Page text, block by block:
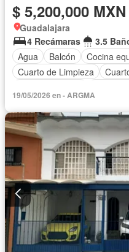
$ 5,200,000 MXN
Guadalajara
4 Recámaras
3.5
Agua
Balcón Cocina
Cuarto de Limpieza
Recámara con closet
19/05/2026 en - ARGMA